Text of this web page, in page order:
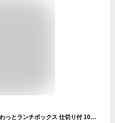
お弁当箱 1段 アルミ SKATER ふわっとランチボックス 仕切り付 1000ml （ 弁当箱 スケーター 大容量 メンズ ランチボックス アルミ弁当 アルミランチボックス 1段弁当箱 アルミ弁当箱 メンズ 仕切り 止め具 一段 ）【3980円以上送料無料】